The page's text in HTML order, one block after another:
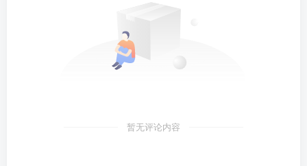
暂无评论内容